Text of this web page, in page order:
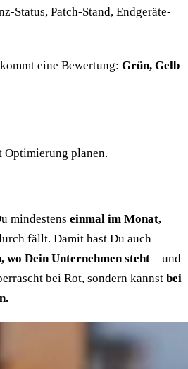
Status, Patch-Stand, Endgeräte-
eine Bewertung: Grün, Gelb
Optimierung planen.
mindestens einmal im Monat,
fällt. Damit hast Du auch
wo Dein Unternehmen steht – und
bei Rot, sondern kannst bei